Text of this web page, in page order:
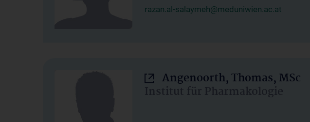
razan.al-salaymeh@meduniwien.ac.at
Angenoorth, Thomas, MSc
Institut für Pharmakologie